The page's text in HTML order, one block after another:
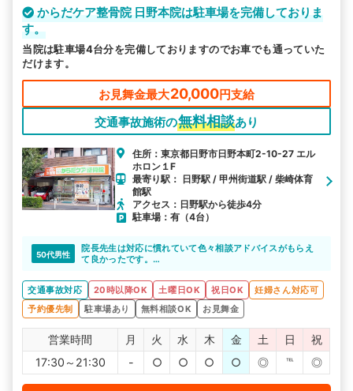
からだケア整骨院 日野本院は駐車場を完備しておりま
す。
当院は駐車場4台分を完備しておりますのでお車でも通っていた
だけます。
お見舞金最大20,000円支給
交通事故施術の無料相談あり
住所：東京都日野市日野本町2-10-27 エル
ホロン１F
最寄り駅： 日野駅 / 甲州街道駅 / 柴崎体育
館駅
アクセス：日野駅から徒歩4分
駐車場：有（4台）
50代男性
院長先生は対応に慣れていて色々相談アドバイスがもらえ
て良かったです。
に改善はしていくのですがよくわからなかった部分があり
ます。
交通事故対応 20時以降OK 土曜日OK 祝日OK
妊婦さん対応可
予約優先制
駐車場あり 無料相談OK お見舞金
営業時間 月 火 水 木 金 土 日
祝
17:30～21:30
- ○ ○ ○ ○ ◎ ℡ ◎